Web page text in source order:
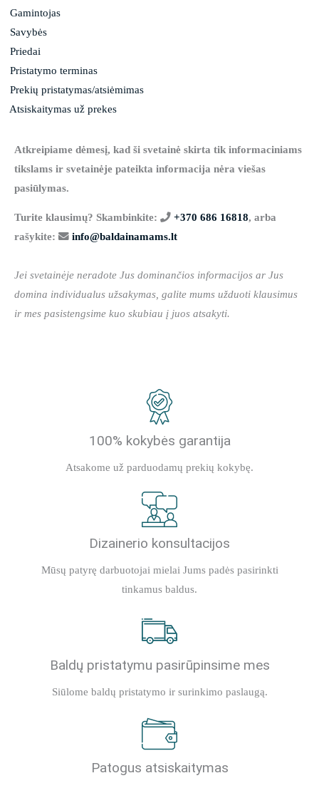
Gamintojas
Savybės
Priedai
Pristatymo terminas
Prekių pristatymas/atsiėmimas
Atsiskaitymas už prekes
Atkreipiame dėmesį, kad ši svetainė skirta tik informaciniams
tikslams ir svetainėje pateikta informacija nėra viešas
pasiūlymas.
Turite klausimų? Skambinkite: +370 686 16818, arba
rašykite:
info@baldainamams.lt
Jei svetainėje neradote Jus dominančios informacijos ar Jus
domina individualus užsakymas, galite mums užduoti klausimus
ir mes pasistengsime kuo skubiau į juos atsakyti.
100% kokybės garantija
Atsakome už parduodamų prekių kokybę.
Dizainerio konsultacijos
Mūsų patyrę darbuotojai mielai Jums padės pasirinkti
tinkamus baldus.
Baldų pristatymu pasirūpinsime mes
Siūlome baldų pristatymo ir surinkimo paslaugą.
Patogus atsiskaitymas